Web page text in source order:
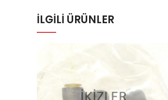
İLGILI ÜRÜNLER